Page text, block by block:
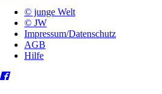
© junge Welt
© JW
Impressum/Datenschutz
AGB
Hilfe